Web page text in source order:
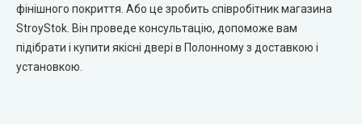
фінішного покриття. Або це зробить співробітник магазина
StroyStok. Він проведе консультацію, допоможе вам
підібрати і купити якісні двері в Полонному з доставкою і
установкою.